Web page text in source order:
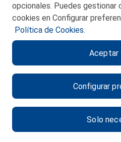
POLITICA DE
POLITICA DE
CANAL DE
opcionales. Puedes gestionar
cookies en Configurar
Política de Cookies.
Configurar
Solo
Aceptar